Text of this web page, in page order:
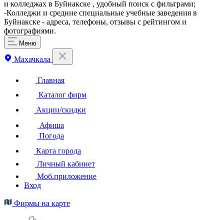
и колледжах в Буйнакске , удобный поиск с фильтрами;
-Колледжи и средние специальные учебные заведения в
Буйнакске - адреса, телефоны, отзывы с рейтингом и
фотографиями.
Меню
Махачкала
Главная
Каталог фирм
Акции/скидки
Афиша
Погода
Карта города
Личный кабинет
Моб.приложение
Вход
Фирмы на карте